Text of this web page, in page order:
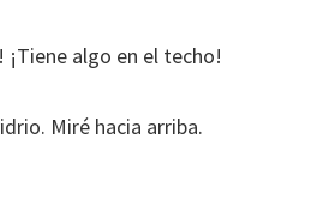
algo en el techo!
Miré hacia arriba.